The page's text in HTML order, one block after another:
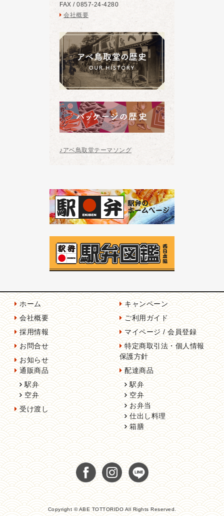
FAX / 0857-24-4280
会社概要
♪アベ鳥取堂テーマソング
ホーム
会社概要
採用情報
お問合せ
お知らせ
通販商品
駅弁
空弁
受け渡し
配達商品
駅弁
空弁
お弁当
仕出し料理
箱膳
キャンペーン
ご利用ガイド
マイページ / 会員登録
特定商取引法・個人情報
保護方針
Copyright © ABE TOTTORIDO All Rights Reserved.